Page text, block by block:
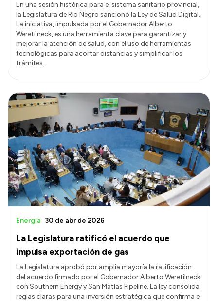
En una sesión histórica para el sistema sanitario provincial,
la Legislatura de Río Negro sancionó la Ley de Salud Digital.
La iniciativa, impulsada por el Gobernador Alberto
Weretilneck, es una herramienta clave para garantizar y
mejorar la atención de salud, con el uso de herramientas
tecnológicas para acortar distancias y simplificar los
trámites.
La Legislatura ratificó el acuerdo que
impulsa exportación de gas
Energía 30 de abr de 2026
La Legislatura aprobó por amplia mayoría la ratificación
del acuerdo firmado por el Gobernador Alberto Weretilneck
con Southern Energy y San Matías Pipeline. La ley consolida
reglas claras para una inversión estratégica que confirma el